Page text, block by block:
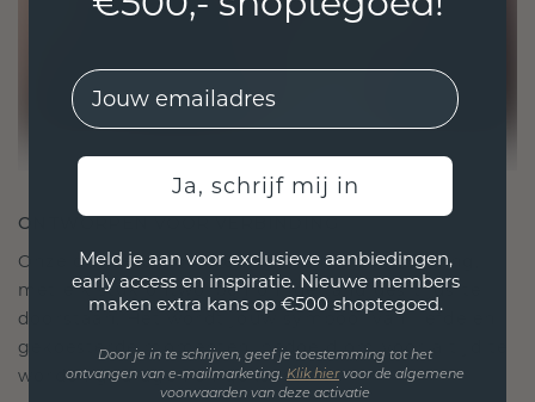
ONTWORPEN VOOR VERBINDING
Onze ontwerpfilosofie is gericht op verbinding,
met elk stuk ontworpen om de tand des tijds te
doorstaan. Het wordt jouw symbool van liefde en
gekoesterde momenten, bedoeld om voor altijd te
worden gedragen en gekoesterd.
EMail
Ja, schrijf mij in
Meld je aan voor exclusieve aanbiedingen,
early access en inspiratie. Nieuwe members
maken extra kans op €500 shoptegoed.
Door je in te schrijven, geef je toestemming tot het
ontvangen van e-mailmarketing. Klik hiervoor de algemene
voorwaarden van deze activatie